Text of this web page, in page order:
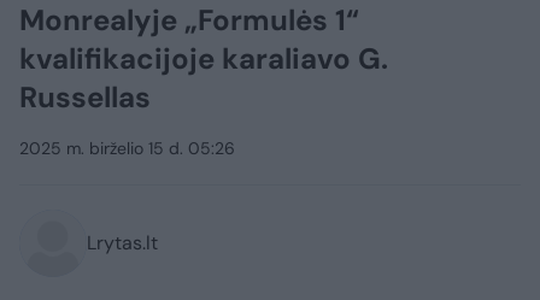
Monrealyje „Formulės 1“
kvalifikacijoje karaliavo G.
Russellas
2025 m. birželio 15 d. 05:26
Lrytas.lt